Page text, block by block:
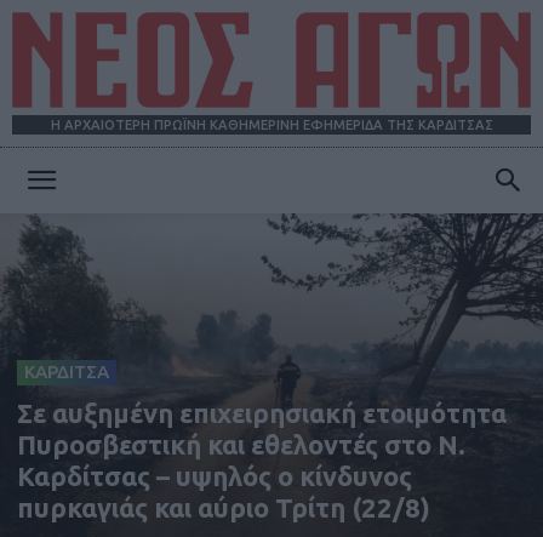
Η ΑΡΧΑΙΟΤΕΡΗ ΠΡΩΪΝΗ ΚΑΘΗΜΕΡΙΝΗ ΕΦΗΜΕΡΙΔΑ ΤΗΣ ΚΑΡΔΙΤΣΑΣ
ΑΓΩΝ
ΚΑΡΔΙΤΣΑ
Σε αυξημένη επιχειρησιακή ετοιμότητα
Πυροσβεστική και εθελοντές στο Ν.
Καρδίτσας – υψηλός ο κίνδυνος
πυρκαγιάς και αύριο Τρίτη (22/8)